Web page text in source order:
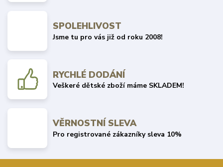
SPOLEHLIVOST
Jsme tu pro vás již od roku 2008!
RYCHLÉ DODÁNÍ
Veškeré dětské zboží máme SKLADEM!
VĚRNOSTNÍ SLEVA
Pro registrované zákazníky sleva 10%